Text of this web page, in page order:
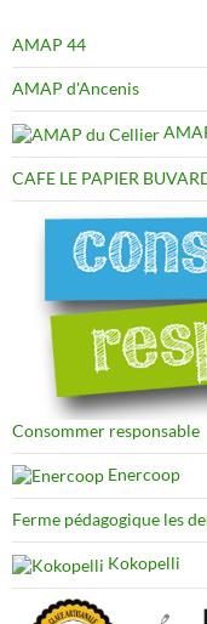
AMAP 44
AMAP d'Ancenis
CAFE LE PAPIER
Consommer responsable
Enercoop
Ferme pédagogique les
Kokopelli